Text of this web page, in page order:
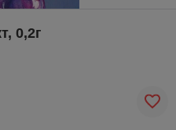
0,2г